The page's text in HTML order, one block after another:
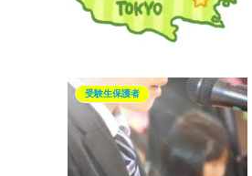
受験生保護者